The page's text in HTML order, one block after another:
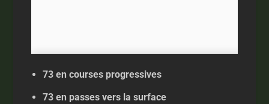
73 en courses progressives
73 en passes vers la surface